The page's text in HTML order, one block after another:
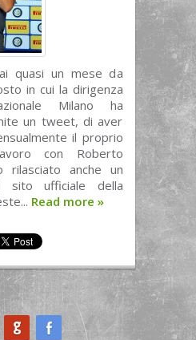
quasi un mese da
in cui la dirigenza
Milano ha
un tweet, di aver
il proprio
con Roberto
rilasciato anche un
sito ufficiale della
Read more »